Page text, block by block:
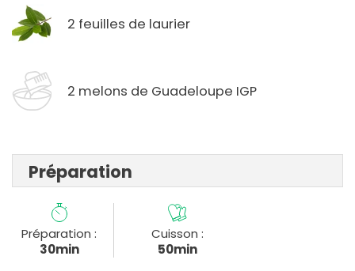
2 feuilles de laurier
2 melons de Guadeloupe IGP
Préparation
Préparation :
30min
Cuisson :
50min